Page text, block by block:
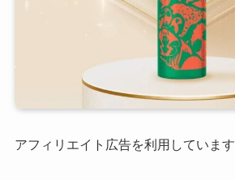
アフィリエイト広告を利用しています